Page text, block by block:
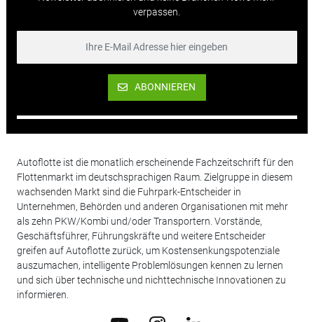
verpassen.
ABONNIEREN
Autoflotte ist die monatlich erscheinende Fachzeitschrift für den
Flottenmarkt im deutschsprachigen Raum. Zielgruppe in diesem
wachsenden Markt sind die Fuhrpark-Entscheider in
Unternehmen, Behörden und anderen Organisationen mit mehr
als zehn PKW/Kombi und/oder Transportern. Vorstände,
Geschäftsführer, Führungskräfte und weitere Entscheider
greifen auf Autoflotte zurück, um Kostensenkungspotenziale
auszumachen, intelligente Problemlösungen kennen zu lernen
und sich über technische und nichttechnische Innovationen zu
informieren.